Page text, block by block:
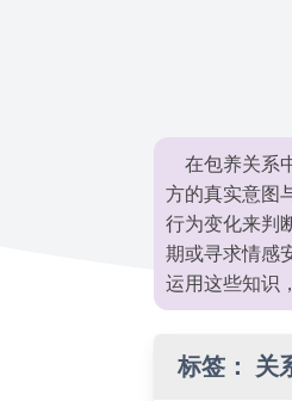
在包养关系
方的真实意图
行为变化来判
期或寻求情感
运用这些知识
标签： 关